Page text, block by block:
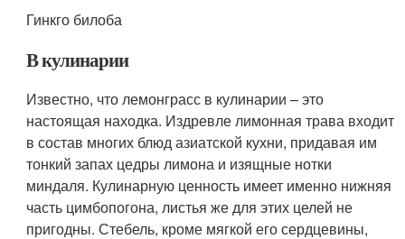
Гинкго билоба
В кулинарии
Известно, что лемонграсс в кулинарии – это
настоящая находка. Издревле лимонная трава входит
в состав многих блюд азиатской кухни, придавая им
тонкий запах цедры лимона и изящные нотки
миндаля. Кулинарную ценность имеет именно нижняя
часть цимбопогона, листья же для этих целей не
пригодны. Стебель, кроме мягкой его сердцевины,